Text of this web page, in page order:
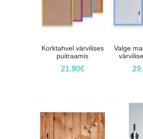
Korktahvel värvilises
puitraamis
21.90€
Valge